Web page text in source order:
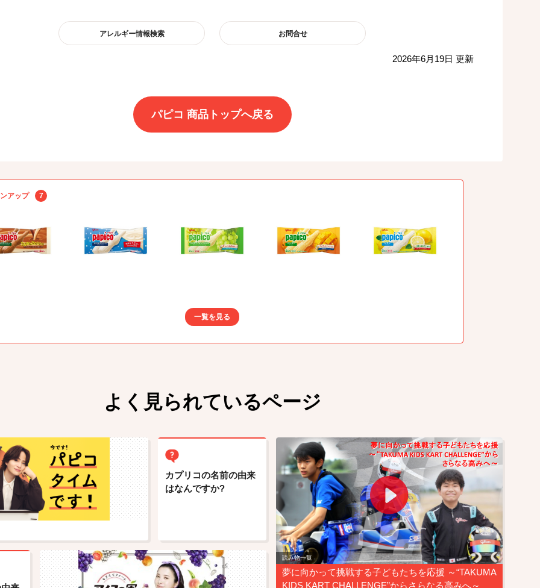
アレルギー情報検索 お問合せ
2026年6月19日 更新
パピコ 商品トップへ戻る
アップ 7
一覧を見る
よく見られているページ
カプリコの名前の由来
はなんですか?
読み物一覧
夢に向かって挑戦する子どもたちを応援 ～“TAKUMA
KIDS KART CHALLENGE”からさらなる高みへ～